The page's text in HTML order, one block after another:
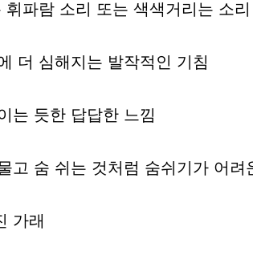
파람 소리 또는 색색거리는 소리
더 심해지는 발작적인 기침
는 듯한 답답한 느낌
고 숨 쉬는 것처럼 숨쉬기가 어려
가래